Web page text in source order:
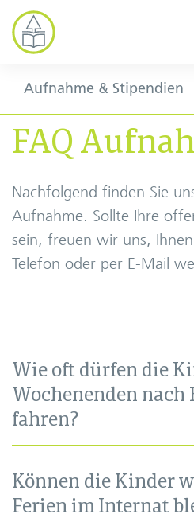
Aufnahme & Stipendien
FAQ
Nachfolgend finden Sie
Aufnahme. Sollte Ihre
sein, freuen wir uns,
Telefon oder per E-Mail
Wie oft dürfen die
Wochenenden nach
fahren?
Können die Kinder
Ferien im Internat